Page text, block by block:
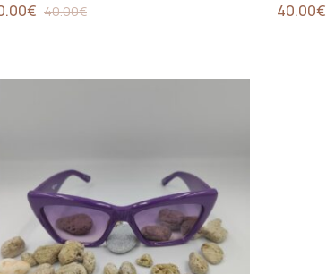
€ 40.00€ 40.00€